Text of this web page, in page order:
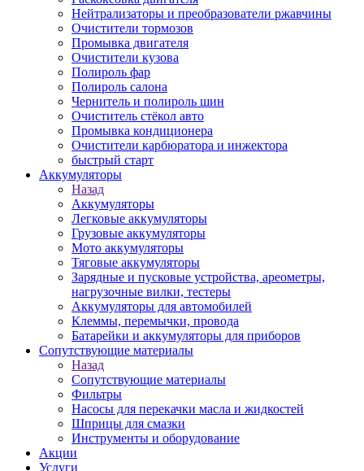
Нейтрализаторы и преобразователи ржавчины
Очистители тормозов
Промывка двигателя
Очистители кузова
Полироль фар
Полироль салона
Чернитель и полироль шин
Очиститель стёкол авто
Промывка кондиционера
Очистители карбюратора и инжектора
быстрый старт
Аккумуляторы
Назад
Аккумуляторы
Легковые аккумуляторы
Грузовые аккумуляторы
Мото аккумуляторы
Тяговые аккумуляторы
Зарядные и пусковые устройства, ареометры,
нагрузочные вилки, тестеры
Аккумуляторы для автомобилей
Клеммы, перемычки, провода
Батарейки и аккумуляторы для приборов
Сопутствующие материалы
Назад
Сопутствующие материалы
Фильтры
Насосы для перекачки масла и жидкостей
Шприцы для смазки
Инструменты и оборудование
Акции
Услуги